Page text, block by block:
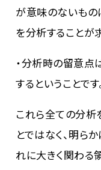
が意味のないもの
を分析することが
・分析時の留意点
するということです
これら全ての分析
とではなく、明ら
れに大きく関わる